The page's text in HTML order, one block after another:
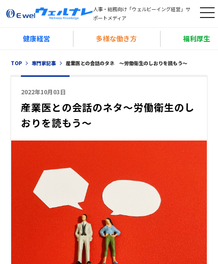
人事・総務向け「ウェルビーイング経営」サ
ポートメディア
t
g
健康経営 多様な働き方 福利厚生
TOP 専門家記事 産業医との会話のタネ 〜労働衛生のしおりを読もう〜
2022年10月03日
産業医との会話のネタ～労働衛生のし
おりを読もう～